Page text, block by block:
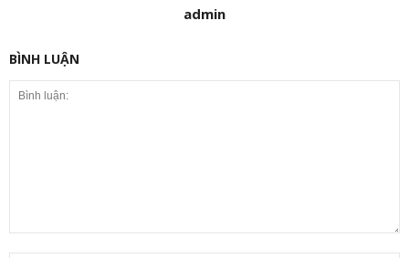
admin
BÌNH LUẬN